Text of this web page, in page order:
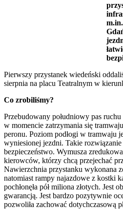
Pierwszy przystanek wiedeński
sierpnia na placu Teatralnym w
Co zrobiliśmy?
Przebudowany południowy pas
w momencie zatrzymania się
peronu. Poziom podłogi w tramwaju
wyniesionej jezdni. Takie
bezpieczeństwo. Wymusza
kierowców, którzy chcą przejechać
Nawierzchnia przystanku wykonana
natomiast rampy najazdowe z kostki
pochłonęła pół miliona złotych. Jest
gwarancją. Jest bardzo pozytywnie
pozwoliła zachować dotychczasową